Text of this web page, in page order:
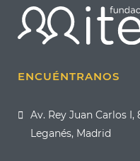
ENCUÉNTRANOS
Av. Rey Juan Carlos I,
Leganés, Madrid